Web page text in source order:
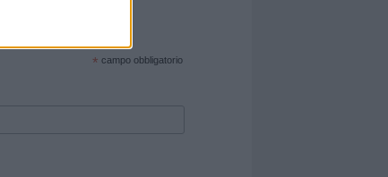
sito web!
* campo obbligatorio